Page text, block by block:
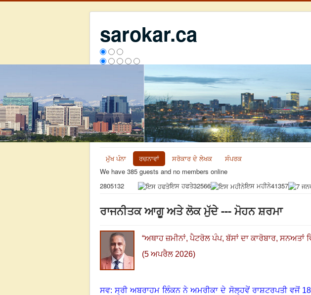
sarokar.ca
ਮੁੱਖ ਪੰਨਾ ਰਚਨਾਵਾਂ ਸਰੋਕਾਰ ਦੇ ਲੇਖਕ
ਸੰਪਰਕ
We have 385 guests and no members online
2805132
ਇਸ ਹਫਤੇ32566 ਇਸ ਮਹੀਨੇ41357
ਰਾਜਨੀਤਕ ਆਗੂ ਅਤੇ ਲੋਕ ਮੁੱਦੇ --- ਮੋਹਨ ਸ਼ਰਮਾ
“ਅਥਾਹ ਜ਼ਮੀਨਾਂ,ਪੈਟਰੋਲ ਪੰਪ,ਬੱਸਾਂ ਦਾ ਕਾਰੋਬਾਰ, ਸਨਅਤਾਂ
(5 ਅਪਰੈਲ 2026)
ਸਵ: ਸ੍ਰੀ ਅਬਰਾਹਮ ਲਿੰਕਨ ਨੇ ਅਮਰੀਕਾ ਦੇ ਸੋਲ੍ਹਵੇਂ ਰਾਸ਼ਟਰਪਤੀ ਵਜੋਂ